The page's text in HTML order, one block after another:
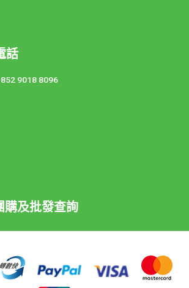
話
9018 8096
購及批發查詢